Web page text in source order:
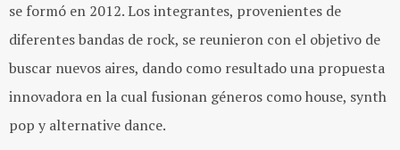
se formó en 2012. Los integrantes, provenientes de
diferentes bandas de rock, se reunieron con el objetivo de
buscar nuevos aires, dando como resultado una propuesta
innovadora en la cual fusionan géneros como house, synth
pop y alternative dance.